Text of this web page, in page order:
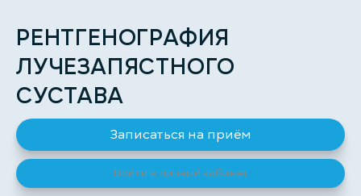
РЕНТГЕНОГРАФИЯ
ЛУЧЕЗАПЯСТНОГО
СУСТАВА
Записаться на приём
Войти в личный кабинет